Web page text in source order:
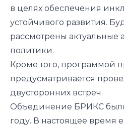
в целях обеспечения
устойчивого развития.
рассмотрены актуальные
политики.
Кроме того, программой
предусматривается
двусторонних встреч.
Объединение БРИКС
году. В настоящее время